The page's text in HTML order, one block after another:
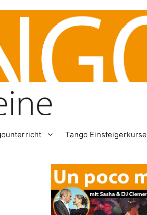
Tango Einsteigerkurse